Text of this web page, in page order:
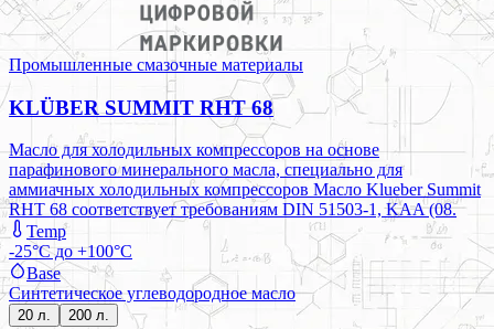
Промышленные смазочные материалы
KLÜBER SUMMIT RHT 68
Масло для холодильных компрессоров на основе
парафинового минерального масла, специально для
аммиачных холодильных компрессоров Масло Klueber Summit
RHT 68 соответствует требованиям DIN 51503-1, KAA (08.
Temp
-25°C до +100°C
Base
Синтетическое углеводородное масло
20 л. 200 л.